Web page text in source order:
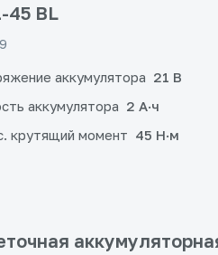
45 BL
аккумулятора 21 В
аккумулятора 2 А·ч
крутящий момент 45 Н·м